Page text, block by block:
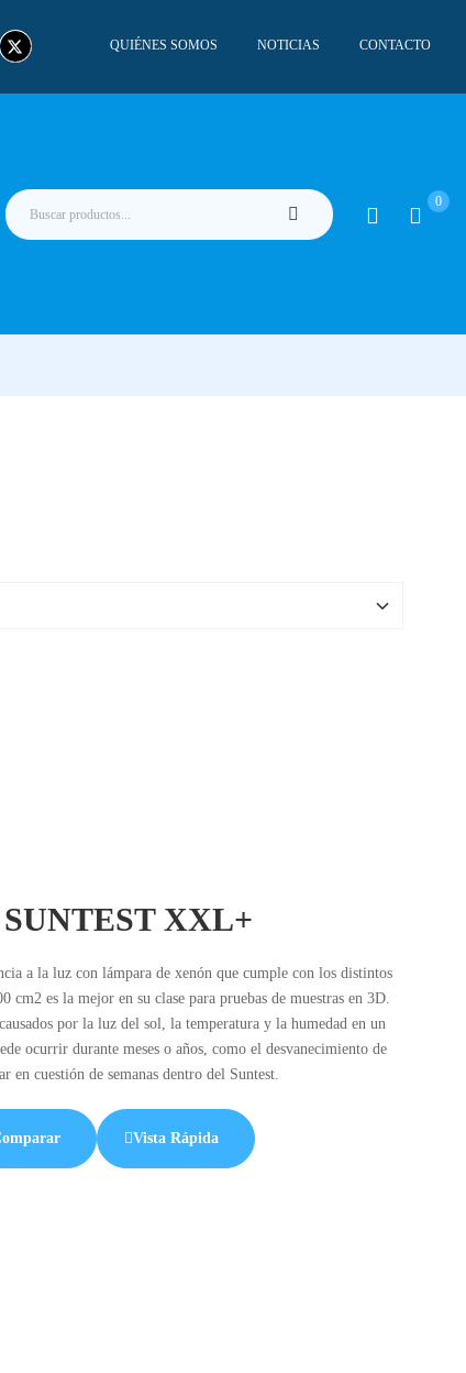
QUIÉNES SOMOS NOTICIAS CONTACTO
0
SUNTEST XXL+
a la luz con lámpara de xenón que cumple con los distintos
es la mejor en su clase para pruebas de muestras en 3D.
por la luz del sol, la temperatura y la humedad en un
ocurrir durante meses o años, como el desvanecimiento de
cuestión de semanas dentro del Suntest.
Vista Rápida